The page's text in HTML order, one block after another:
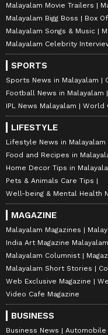
Malayalam Movie Trailers
Malayalam Bigg Boss
Box
Malayalam Songs & Music
Malayalam Celebrity
SPORTS
Sports News in Malayalam
Football News in Malayalam
IPL News Malayalam
World
LIFESTYLE
Lifestyle News in Malayalam
Food and Recipes in
Home Decor Tips in
Pets & Animals Care Tips
Well-being & Mental Health
MAGAZINE
Malayalam Magazines
India Art Magazine Malayalam
Malayalam Columnist
Malayalam Short Stories
Web Exclusive Magazine
Video Cafe Magazine
BUSINESS
Business News Automobile